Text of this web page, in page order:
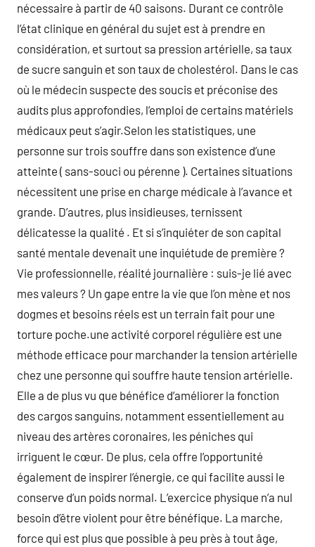
nécessaire à partir de 40 saisons. Durant ce contrôle
l’état clinique en général du sujet est à prendre en
considération, et surtout sa pression artérielle, sa taux
de sucre sanguin et son taux de cholestérol. Dans le cas
où le médecin suspecte des soucis et préconise des
audits plus approfondies, l’emploi de certains matériels
médicaux peut s’agir.Selon les statistiques, une
personne sur trois souffre dans son existence d’une
atteinte ( sans-souci ou pérenne ). Certaines situations
nécessitent une prise en charge médicale à l’avance et
grande. D’autres, plus insidieuses, ternissent
délicatesse la qualité . Et si s’inquiéter de son capital
santé mentale devenait une inquiétude de première ?
Vie professionnelle, réalité journalière : suis-je lié avec
mes valeurs ? Un gape entre la vie que l’on mène et nos
dogmes et besoins réels est un terrain fait pour une
torture poche.une activité corporel régulière est une
méthode efficace pour marchander la tension artérielle
chez une personne qui souffre haute tension artérielle.
Elle a de plus vu que bénéfice d’améliorer la fonction
des cargos sanguins, notamment essentiellement au
niveau des artères coronaires, les péniches qui
irriguent le cœur. De plus, cela offre l’opportunité
également de inspirer l’énergie, ce qui facilite aussi le
conserve d’un poids normal. L’exercice physique n’a nul
besoin d’être violent pour être bénéfique. La marche,
force qui est plus que possible à peu près à tout âge,